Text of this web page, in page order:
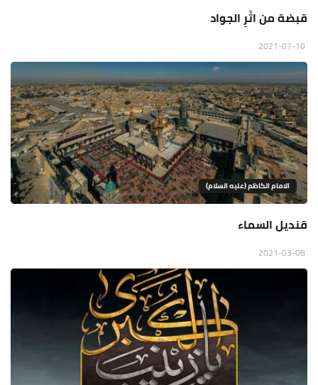
قبضة من اثَرِ الجواد
الامام الكاظم (عليه السلام)
قنديل السماء